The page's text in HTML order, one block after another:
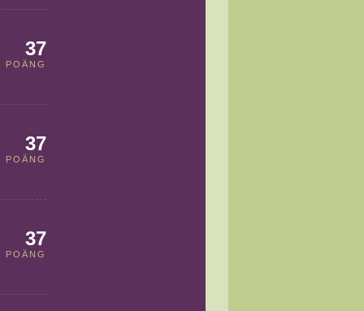
37
POÄNG
37
POÄNG
37
POÄNG